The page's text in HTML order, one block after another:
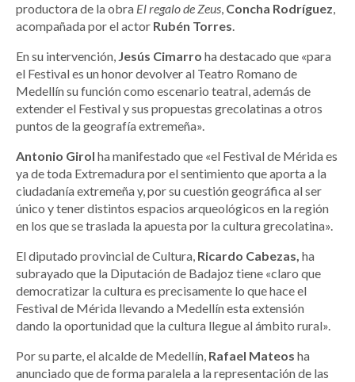
productora de la obra El regalo de Zeus, Concha Rodríguez,
acompañada por el actor Rubén Torres.
En su intervención, Jesús Cimarro ha destacado que «para
el Festival es un honor devolver al Teatro Romano de
Medellín su función como escenario teatral, además de
extender el Festival y sus propuestas grecolatinas a otros
puntos de la geografía extremeña».
Antonio Girol ha manifestado que «el Festival de Mérida es
ya de toda Extremadura por el sentimiento que aporta a la
ciudadanía extremeña y, por su cuestión geográfica al ser
único y tener distintos espacios arqueológicos en la región
en los que se traslada la apuesta por la cultura grecolatina».
El diputado provincial de Cultura, Ricardo Cabezas, ha
subrayado que la Diputación de Badajoz tiene «claro que
democratizar la cultura es precisamente lo que hace el
Festival de Mérida llevando a Medellín esta extensión
dando la oportunidad que la cultura llegue al ámbito rural».
Por su parte, el alcalde de Medellín, Rafael Mateos ha
anunciado que de forma paralela a la representación de las